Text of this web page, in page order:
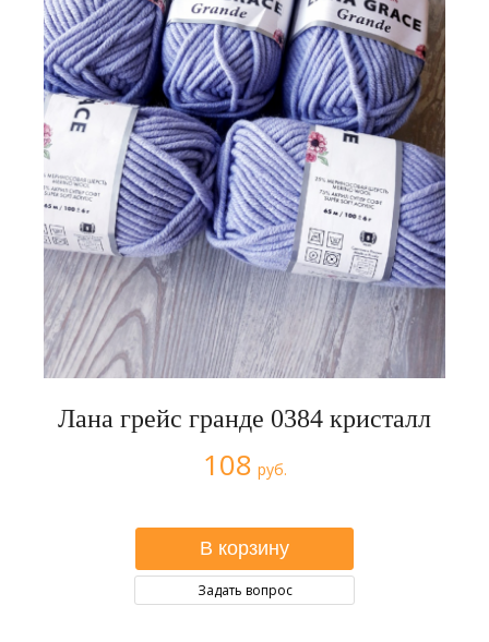
Лана грейс гранде 0384 кристалл
108 руб.
Задать вопрос